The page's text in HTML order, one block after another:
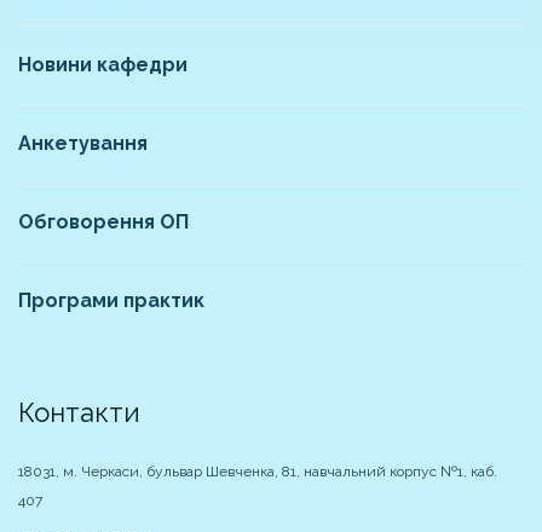
Новини кафедри
Анкетування
Обговорення ОП
Програми практик
Контакти
18031, м. Черкаси, бульвар Шевченка, 81, навчальний корпус №1, каб.
407